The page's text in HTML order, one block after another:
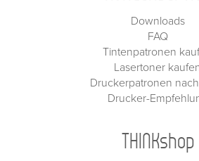
Downloads
FAQ
Tintenpatronen
Lasertoner
Druckerpatronen
Drucker-
THINKshop